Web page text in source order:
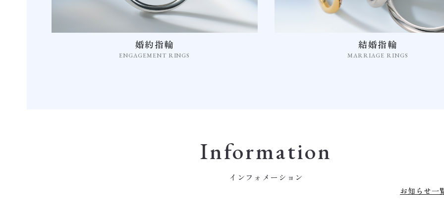
婚約指輪
ENGAGEMENT RINGS
結婚指輪
MARRIAGE RINGS
Information
インフォメーション
お知らせ一